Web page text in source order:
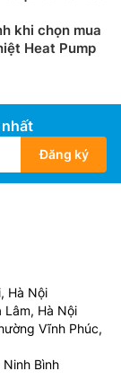
điều hòavà Ứng
điều khiển
tại nhà
của điều
việc sử
chức năng
thông báo
chỉ từ một
khi chọn mua
Heat Pump
Đăng ký
Hà Nội
Lâm, Hà Nội
Vĩnh Phúc,
Bình